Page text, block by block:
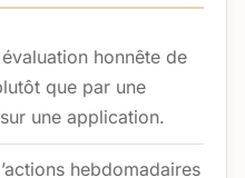
honnête de
que par une
une application.
hebdomadaires